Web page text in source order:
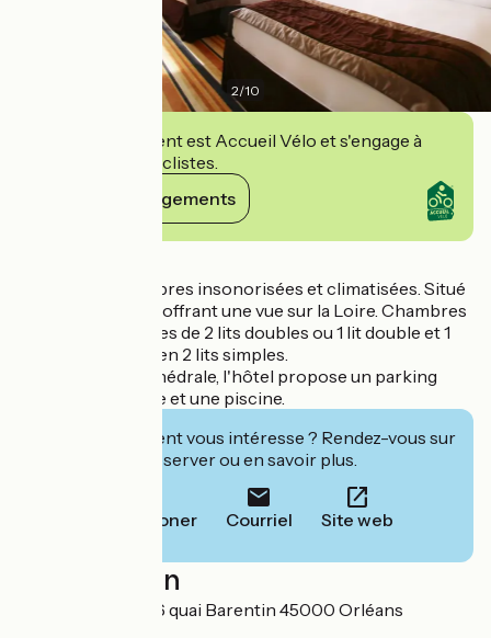
2/10
Cet établissement est Accueil Vélo et s'engage à
accueillir des cyclistes.
Voir ses engagements
Hôtel de 111 chambres insonorisées et climatisées. Situé
au cœur de la ville offrant une vue sur la Loire. Chambres
familles composées de 2 lits doubles ou 1 lit double et 1
canapé s'ouvrant en 2 lits simples.
À 800 m de la cathédrale, l'hôtel propose un parking
privé, une terrasse et une piscine.
Cet établissement vous intéresse ? Rendez-vous sur
leur site pour réserver ou en savoir plus.
Téléphoner Courriel Site web
Localisation
CAPHOTEL 44-46 quai Barentin 45000 Orléans